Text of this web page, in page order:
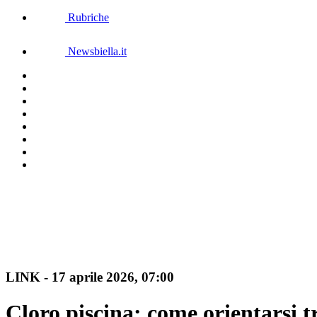
Rubriche
Newsbiella.it
LINK - 17 aprile 2026, 07:00